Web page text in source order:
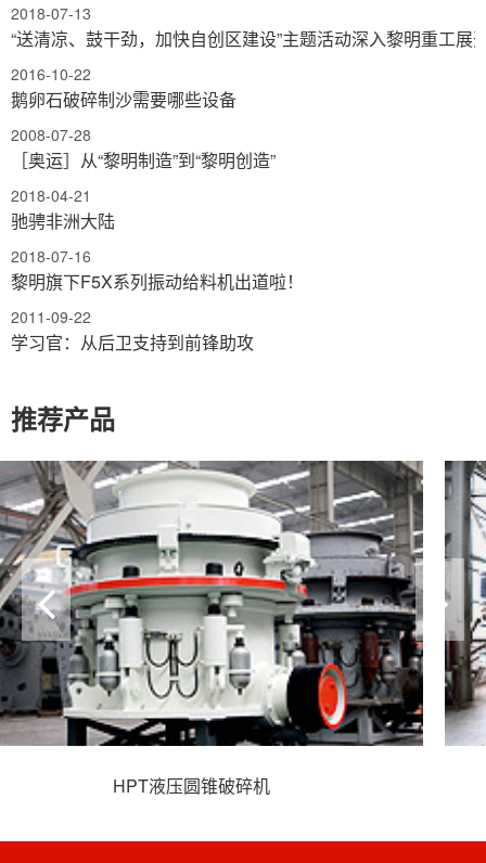
2018-07-13
“送清凉、鼓干劲，加快自创区建设”主题活动深入黎明重工展
2016-10-22
鹅卵石破碎制沙需要哪些设备
2008-07-28
［奥运］从“黎明制造”到“黎明创造”
2018-04-21
驰骋非洲大陆
2018-07-16
黎明旗下F5X系列振动给料机出道啦！
2011-09-22
学习官：从后卫支持到前锋助攻
推荐产品
VSI6X系列立轴冲击式破碎机